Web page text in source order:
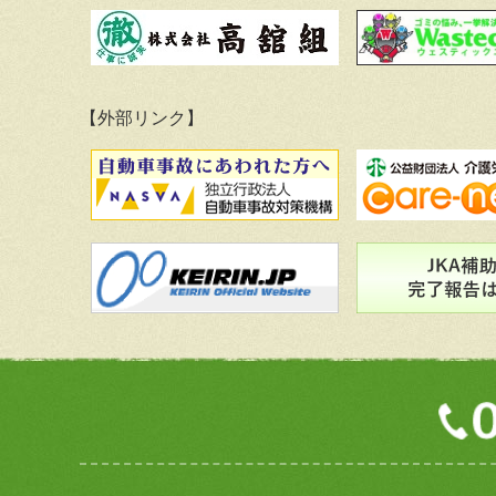
【外部リンク】